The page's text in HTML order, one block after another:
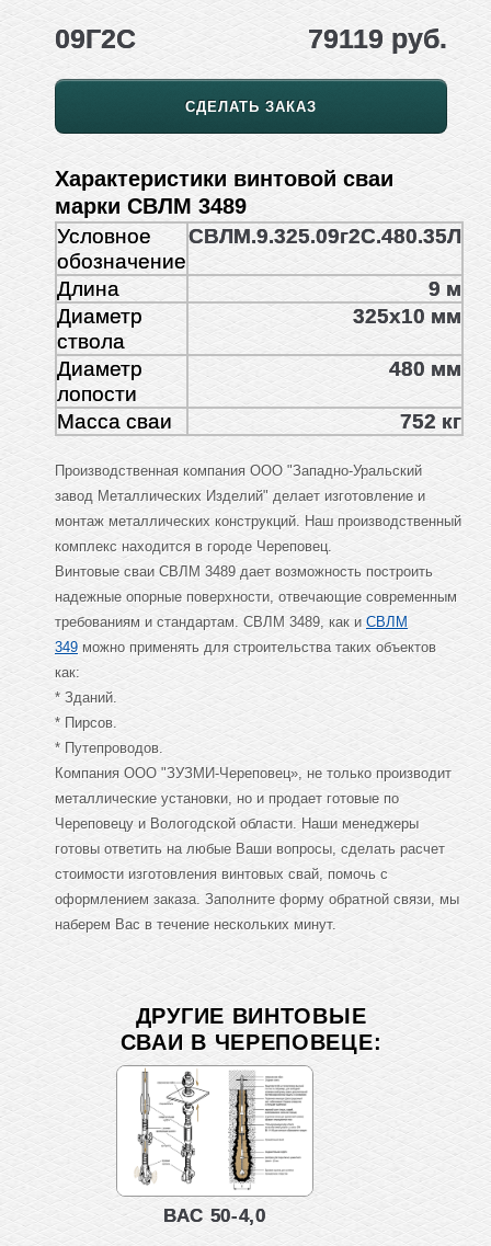
09Г2С
79119 руб.
СДЕЛАТЬ ЗАКАЗ
Характеристики винтовой сваи
марки СВЛМ 3489
Условное
обозначение
СВЛМ.9.325.09г2С.480.35Л
Длина
9 м
Диаметр
ствола
325х10 мм
Диаметр
лопости
480 мм
Масса сваи 752 кг
Производственная компания ООО "Западно-Уральский
завод Металлических Изделий" делает изготовление и
монтаж металлических конструкций. Наш производственный
комплекс находится в городе Череповец.
Винтовые сваи СВЛМ 3489 дает возможность построить
надежные опорные поверхности, отвечающие современным
требованиям и стандартам. СВЛМ 3489, как и СВЛМ
349 можно применять для строительства таких объектов
как:
* Зданий.
* Пирсов.
* Путепроводов.
Компания ООО "ЗУЗМИ-Череповец», не только производит
металлические установки, но и продает готовые по
Череповецу и Вологодской области. Наши менеджеры
готовы ответить на любые Ваши вопросы, сделать расчет
стоимости изготовления винтовых свай, помочь с
оформлением заказа. Заполните форму обратной связи, мы
наберем Вас в течение нескольких минут.
ДРУГИЕ ВИНТОВЫЕ
СВАИ В ЧЕРЕПОВЕЦЕ:
ВАС 50-4,0